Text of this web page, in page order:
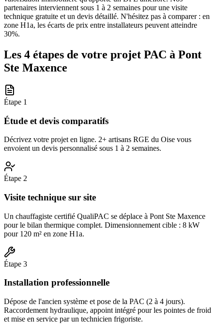
partenaires interviennent sous 1 à 2 semaines pour une visite
technique gratuite et un devis détaillé. N'hésitez pas à comparer : en
zone H1a, les écarts de prix entre installateurs peuvent atteindre
30%.
Les 4 étapes de votre projet PAC à Pont
Ste Maxence
Étape 1
Étude et devis comparatifs
Décrivez votre projet en ligne. 2+ artisans RGE du Oise vous
envoient un devis personnalisé sous 1 à 2 semaines.
Étape 2
Visite technique sur site
Un chauffagiste certifié QualiPAC se déplace à Pont Ste Maxence
pour le bilan thermique complet. Dimensionnement cible : 8 kW
pour 120 m² en zone H1a.
Étape 3
Installation professionnelle
Dépose de l'ancien système et pose de la PAC (2 à 4 jours).
Raccordement hydraulique, appoint intégré pour les pointes de froid
et mise en service par un technicien frigoriste.